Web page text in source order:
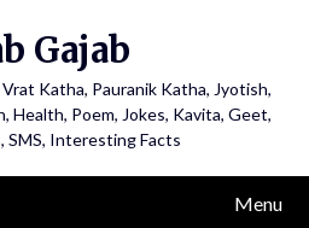
Gajab
Katha, Pauranik Katha, Jyotish,
Health, Poem, Jokes, Kavita, Geet,
SMS, Interesting Facts
Menu